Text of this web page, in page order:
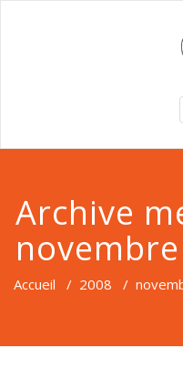
Archive
Accueil / 2008 /